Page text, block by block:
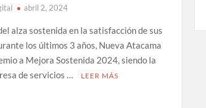
abril 2, 2024
alza sostenida en la satisfacción de sus
los últimos 3 años, Nueva Atacama
a Mejora Sostenida 2024, siendo la
de servicios …
LEER MÁS